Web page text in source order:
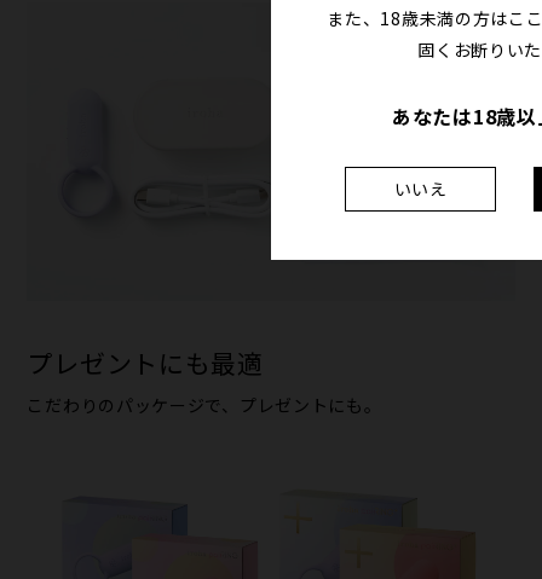
プレゼントにも​最適
こだわりの​パッケージで、​プレゼントにも。
また、18歳未満の方はこ
固くお断りい
あなたは18歳
いいえ